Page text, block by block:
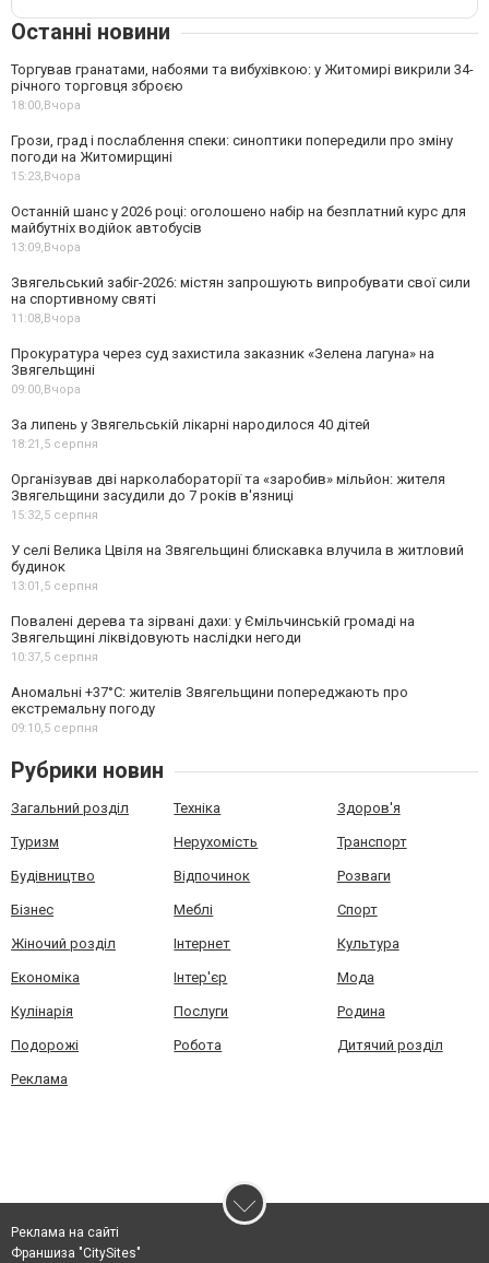
Останні новини
Торгував гранатами, набоями та вибухівкою: у Житомирі викрили 34-
річного торговця зброєю
18:00, Вчора
Грози, град і послаблення спеки: синоптики попередили про зміну
погоди на Житомирщині
15:23, Вчора
Останній шанс у 2026 році: оголошено набір на безплатний курс для
майбутніх водійок автобусів
13:09, Вчора
Звягельський забіг-2026: містян запрошують випробувати свої сили
на спортивному святі
11:08, Вчора
Прокуратура через суд захистила заказник «Зелена лагуна» на
Звягельщині
09:00, Вчора
За липень у Звягельській лікарні народилося 40 дітей
18:21, 5 серпня
Організував дві нарколабораторії та «заробив» мільйон: жителя
Звягельщини засудили до 7 років в'язниці
15:32, 5 серпня
У селі Велика Цвіля на Звягельщині блискавка влучила в житловий
будинок
13:01, 5 серпня
Повалені дерева та зірвані дахи: у Ємільчинській громаді на
Звягельщині ліквідовують наслідки негоди
10:37, 5 серпня
Аномальні +37°C: жителів Звягельщини попереджають про
екстремальну погоду
09:10, 5 серпня
Рубрики новин
Загальний розділ Техніка Здоров'я
Туризм Нерухомість Транспорт
Будівництво Відпочинок Розваги
Бізнес Меблі Спорт
Жіночий розділ Інтернет Культура
Економіка Інтер'єр Мода
Кулінарія Послуги Родина
Подорожі Робота Дитячий розділ
Реклама
Реклама на сайті
Франшиза "CitySites"